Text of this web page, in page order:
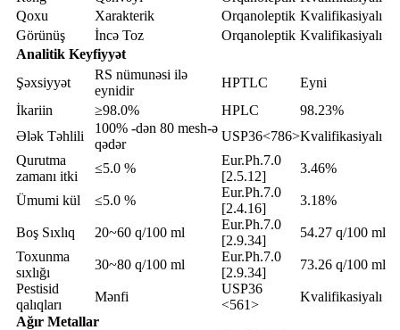
Qoxu
Xarakterik Orqanoleptik Kvalifikasiyalı
Görünüş
İncə Toz Orqanoleptik Kvalifikasiyalı
Analitik Keyfiyyət
Şəxsiyyət
RS nümunəsi ilə
eynidir
HPTLC
Eyni
İkariin
≥98.0% HPLC
98.23%
Ələk Təhlili
100% -dən 80 mesh-ə
qədər
USP36<786>Kvalifikasiyalı
Qurutma
zamanı itki
≤5.0 %
Eur.Ph.7.0
[2.5.12]
3.46%
Ümumi kül ≤5.0 %
Eur.Ph.7.0
[2.4.16]
3.18%
Boş Sıxlıq 20~60 q/100 ml
Eur.Ph.7.0
[2.9.34]
54.27 q/100 ml
Toxunma
sıxlığı
30~80 q/100 ml
Eur.Ph.7.0
[2.9.34]
73.26 q/100 ml
Pestisid
qalıqları
Mənfi
USP36
<561>
Kvalifikasiyalı
Ağır Metallar